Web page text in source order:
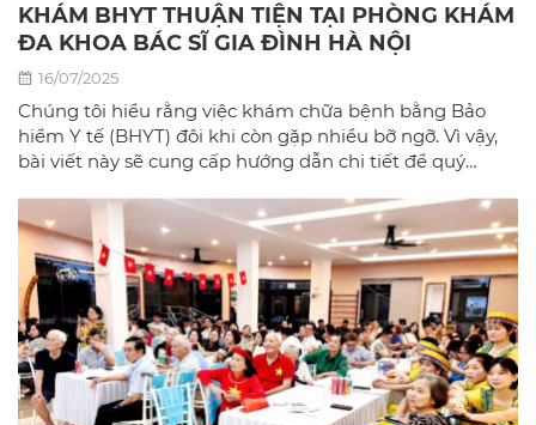
KHÁM BHYT THUẬN TIỆN TẠI PHÒNG KHÁM
ĐA KHOA BÁC SĨ GIA ĐÌNH HÀ NỘI
16/07/2025
Chúng tôi hiểu rằng việc khám chữa bệnh bằng Bảo
hiểm Y tế (BHYT) đôi khi còn gặp nhiều bỡ ngỡ. Vì vậy,
bài viết này sẽ cung cấp hướng dẫn chi tiết để quý
quả nhất tại phòng khám đa khoa Bác sĩ gia đình hà
Nội.